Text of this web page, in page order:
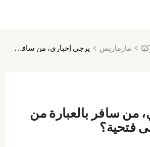
مارماريس يرجى إخباري، من سافر بالعبارة من مارماريس إلى فتحية؟
من سافر بالعبارة من
فتحية؟